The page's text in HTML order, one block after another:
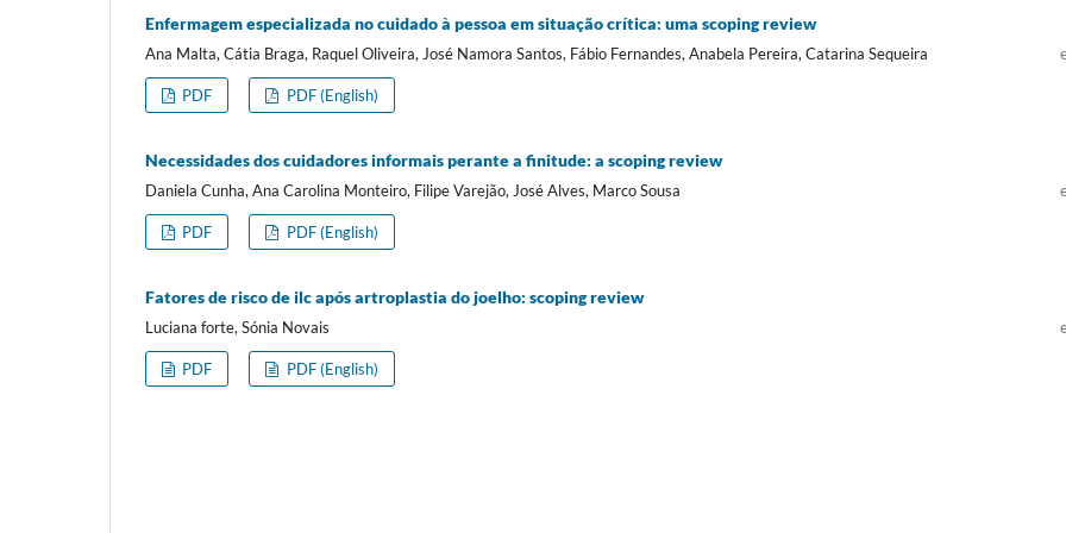
Enfermagem especializada no cuidado à pessoa em situação crítica: uma scoping review
Ana Malta, Cátia Braga, Raquel Oliveira, José Namora Santos, Fábio Fernandes, Anabela Pereira, Catarina Sequeira
PDF PDF (English)
Necessidades dos cuidadores informais perante a finitude: a scoping review
Daniela Cunha, Ana Carolina Monteiro, Filipe Varejão, José Alves, Marco Sousa
PDF PDF (English)
Fatores de risco de ilc após artroplastia do joelho: scoping review
Luciana forte, Sónia Novais
PDF PDF (English)